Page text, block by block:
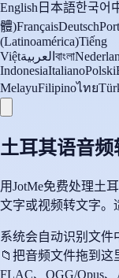
English 日本語한국어
體)FrançaisDeutsch
(Latinoamérica)Tiếng
Việtالعربية বাংলা
IndonesiaItalianoPolski
MelayuFilipinoไทย
土耳其语音频
用JotMe免费处理土
文字或视频转文字。
系统会自动识别文件
📁 把音频文件拖到这
FLAC、OGG/Opus